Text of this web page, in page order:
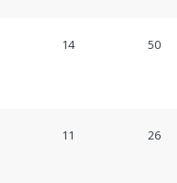
14 50
11 26